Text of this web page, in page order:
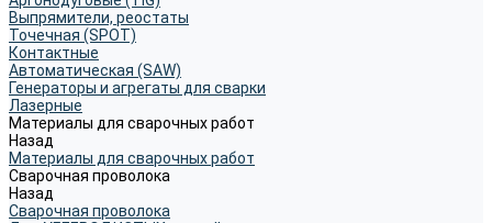
Выпрямители, реостаты
Точечная (SPOT)
Контактные
Автоматическая (SAW)
Генераторы и агрегаты для сварки
Лазерные
Материалы для сварочных работ
Назад
Материалы для сварочных работ
Сварочная проволока
Назад
Сварочная проволока